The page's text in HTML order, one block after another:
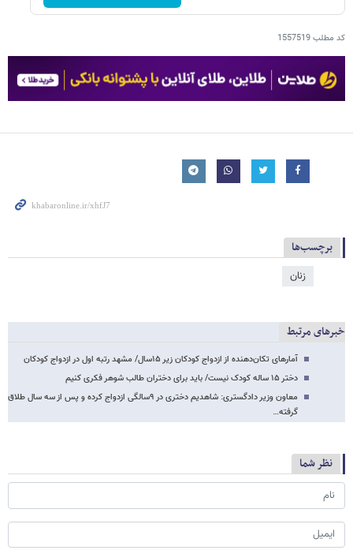
کد مطلب1557519
برچسب‌ها
زنان
خبرهای مرتبط
آمارهای تکان‌دهنده از ازدواج کودکان زیر ۱۵سال/ مشهد رتبه اول در ازدواج کودکان
دختر ۱۵ ساله کودک نیست/ باید برای دختران طالب شوهر فکری کنیم
معاون وزیر دادگستری: شاهدیم دختری در ۹سالگی ازدواج کرده و پس از سه سال طلاق
گرفته…
نظر شما